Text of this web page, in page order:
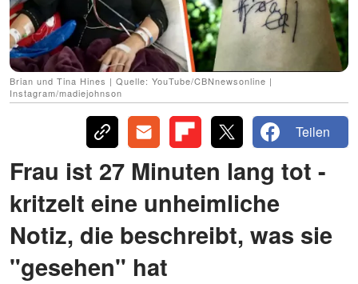
Brian und Tina Hines | Quelle: YouTube/CBNnewsonline |
Instagram/madiejohnson
Teilen
Frau ist 27 Minuten lang tot -
kritzelt eine unheimliche
Notiz, die beschreibt, was sie
"gesehen" hat